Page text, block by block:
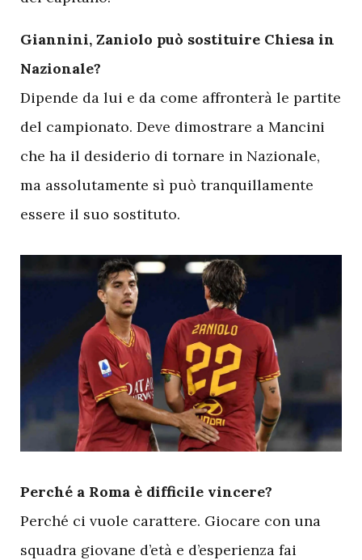
Giannini, Zaniolo può sostituire Chiesa in
Nazionale?
Dipende da lui e da come affronterà le partite
del campionato. Deve dimostrare a Mancini
che ha il desiderio di tornare in Nazionale,
ma assolutamente sì può tranquillamente
essere il suo sostituto.
Perché a Roma è difficile vincere?
Perché ci vuole carattere. Giocare con una
squadra giovane d’età e d’esperienza fai